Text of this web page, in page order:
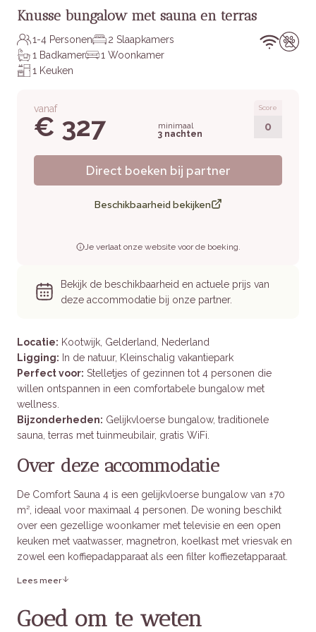
Knusse bungalow met sauna en terras
1-4 Personen
2 Slaapkamers
1 Badkamer
1 Woonkamer
1 Keuken
Locatie: Kootwijk, Gelderland, Nederland
Ligging: In de natuur, Kleinschalig vakantiepark
Perfect voor: Stelletjes of gezinnen tot 4 personen die
willen ontspannen in een comfortabele bungalow met
wellness.
Bijzonderheden: Gelijkvloerse bungalow, traditionele
sauna, terras met tuinmeubilair, gratis WiFi.
Over deze accommodatie
De Comfort Sauna 4 is een gelijkvloerse bungalow van ±70
m², ideaal voor maximaal 4 personen. De woning beschikt
over een gezellige woonkamer met televisie en een open
keuken met vaatwasser, magnetron, koelkast met vriesvak en
zowel een koffiepadapparaat als een filter koffiezetapparaat.
eenpersoonsbedden. In één van de slaapkamers bevindt zich
een traditionele sauna, ideaal voor ontspanning na een actieve
Lees meer
Goed om te weten
vanaf
€ 327
minimaal
3 nachten
Score
0
Direct boeken bij partner
Beschikbaarheid bekijken
Je verlaat onze website voor de boeking.
Bekijk de beschikbaarheid en actuele prijs van
deze accommodatie bij onze partner.